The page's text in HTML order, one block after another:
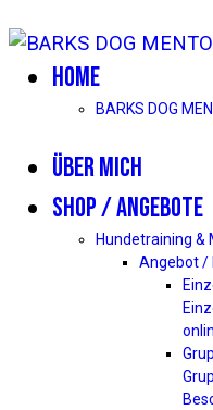
HOME
BARKS DOG
ÜBER MICH
SHOP / ANGEBOTE
Hundetraining &
Angebot /